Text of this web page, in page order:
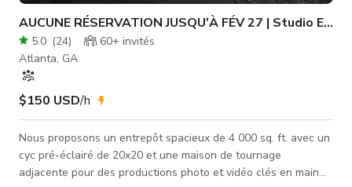
AUCUNE RÉSERVATION JUSQU'À FÉV 27 | Studio
5.0 (24) 60+ invités
Atlanta, GA
$150 USD/h
Nous proposons un entrepôt spacieux de 4 000 sq. ft. avec un
cyc pré-éclairé de 20x20 et une maison de tournage
adjacente pour des productions photo et vidéo clés en main